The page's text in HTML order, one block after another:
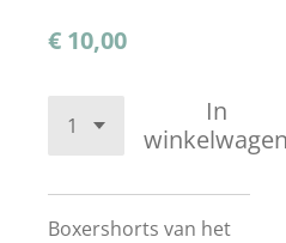
€ 10,00
In
Boxershorts van het